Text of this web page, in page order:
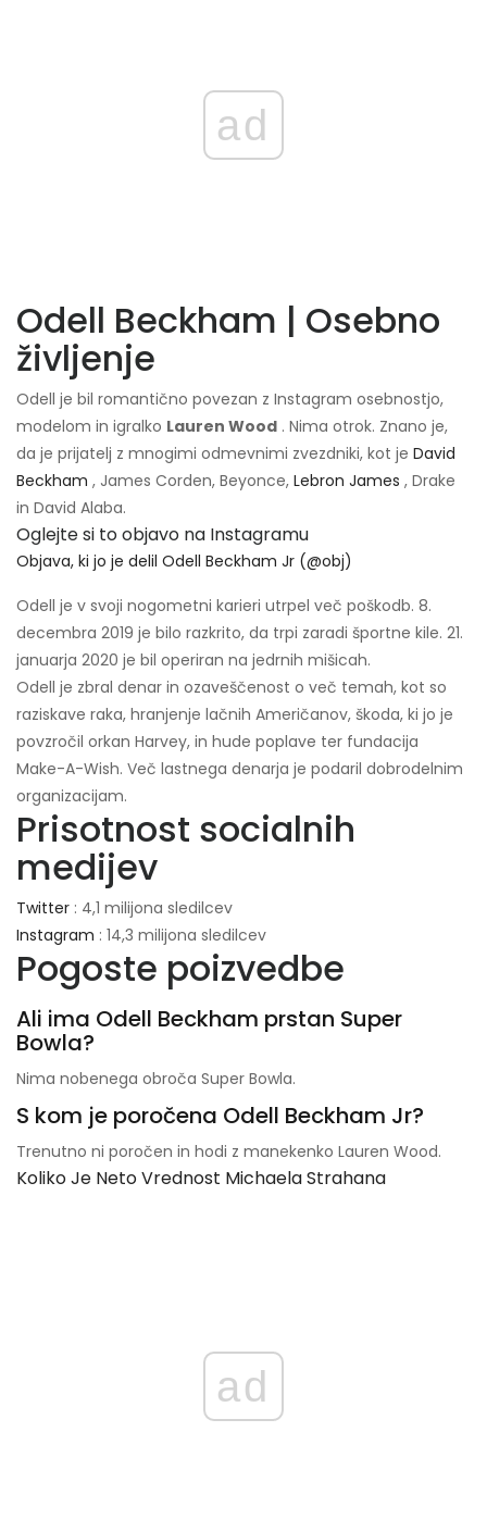
ad
Odell Beckham | Osebno
življenje
Odell je bil romantično povezan z Instagram osebnostjo,
modelom in igralko Lauren Wood . Nima otrok. Znano je,
da je prijatelj z mnogimi odmevnimi zvezdniki, kot je David
Beckham , James Corden, Beyonce, Lebron James , Drake
in David Alaba.
Oglejte si to objavo na Instagramu
Objava, ki jo je delil Odell Beckham Jr (@obj)
Odell je v svoji nogometni karieri utrpel več poškodb. 8.
decembra 2019 je bilo razkrito, da trpi zaradi športne kile. 21.
januarja 2020 je bil operiran na jedrnih mišicah.
Odell je zbral denar in ozaveščenost o več temah, kot so
raziskave raka, hranjenje lačnih Američanov, škoda, ki jo je
povzročil orkan Harvey, in hude poplave ter fundacija
Make-A-Wish. Več lastnega denarja je podaril dobrodelnim
organizacijam.
Prisotnost socialnih
medijev
Twitter : 4,1 milijona sledilcev
Instagram : 14,3 milijona sledilcev
Pogoste poizvedbe
Ali ima Odell Beckham prstan Super
Bowla?
Nima nobenega obroča Super Bowla.
S kom je poročena Odell Beckham Jr?
Trenutno ni poročen in hodi z manekenko Lauren Wood.
Koliko Je Neto Vrednost Michaela Strahana
ad